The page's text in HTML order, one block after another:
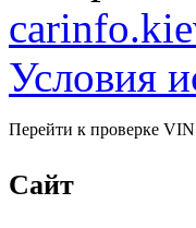
Условия
Перейти к проверке
Сайт